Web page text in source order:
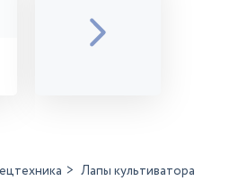
Лапы культиватора